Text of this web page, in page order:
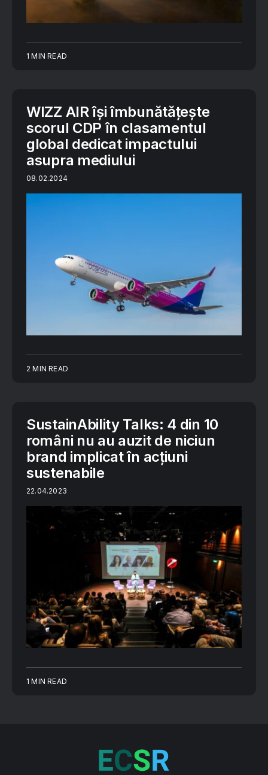
1 MIN READ
WIZZ AIR își îmbunătățește
scorul CDP în clasamentul
global dedicat impactului
asupra mediului
08.02.2024
2 MIN READ
SustainAbility Talks: 4 din 10
români nu au auzit de niciun
brand implicat în acțiuni
sustenabile
22.04.2023
1 MIN READ